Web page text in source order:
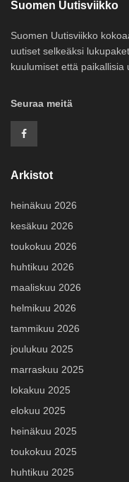
Suomen Uutisviikko
Suomen Uutisviikko
uutiset selkeäksi
kuulumiset että paikallisia
Seuraa meitä
Arkistot
heinäkuu 2026
kesäkuu 2026
toukokuu 2026
huhtikuu 2026
maaliskuu 2026
helmikuu 2026
tammikuu 2026
joulukuu 2025
marraskuu 2025
lokakuu 2025
elokuu 2025
heinäkuu 2025
toukokuu 2025
huhtikuu 2025